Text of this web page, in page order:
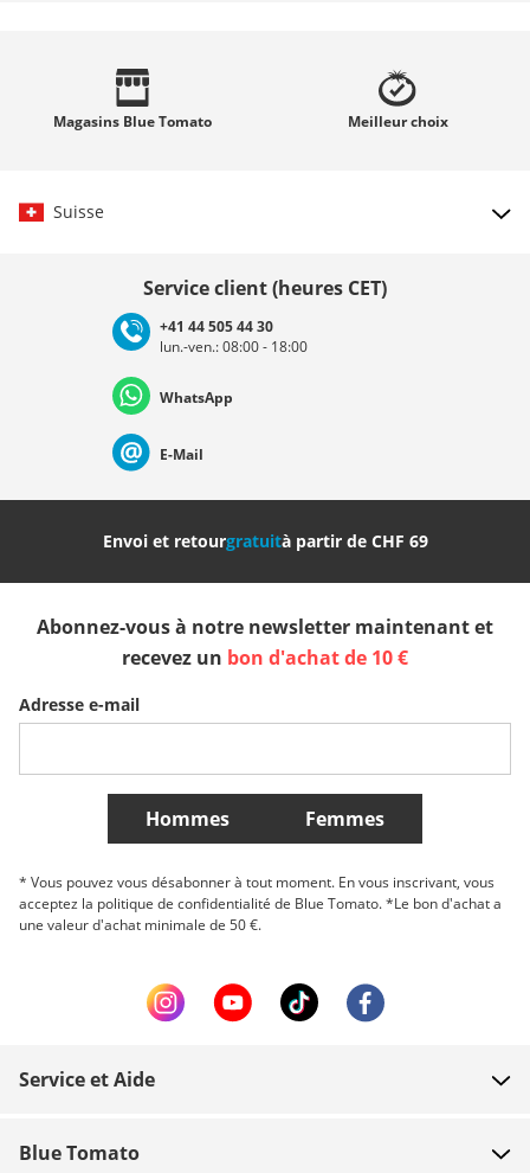
Magasins Blue Tomato Meilleurchoix
Suisse
Deutschland Österreich
Nederland Italia (Italiano) Italien (Deutsch)
Slovenija België (Nederlands)
Belgique (Français) Danmark Norge
Plus de Pays
Service client (heures CET)
+41 44 505 44 30
lun.-ven.: 08:00 - 18:00
WhatsApp
E-Mail
Envoi et retourgratuità partir de CHF 69
Abonnez-vous à notre newsletter maintenant et
recevez un bon d'achat de 10 €
Adresse e-mail
Hommes Femmes
* Vous pouvez vous désabonner à tout moment. En vous inscrivant, vous
acceptez la politique de confidentialité de Blue Tomato. *Le bon d'achat a
une valeur d'achat minimale de 50 €.
Service et Aide
Blue Tomato